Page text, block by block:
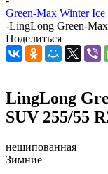
Green-Max Winter
-LingLong Green-
Поделиться
LingLong
SUV 255/55
нешипованная
Зимние